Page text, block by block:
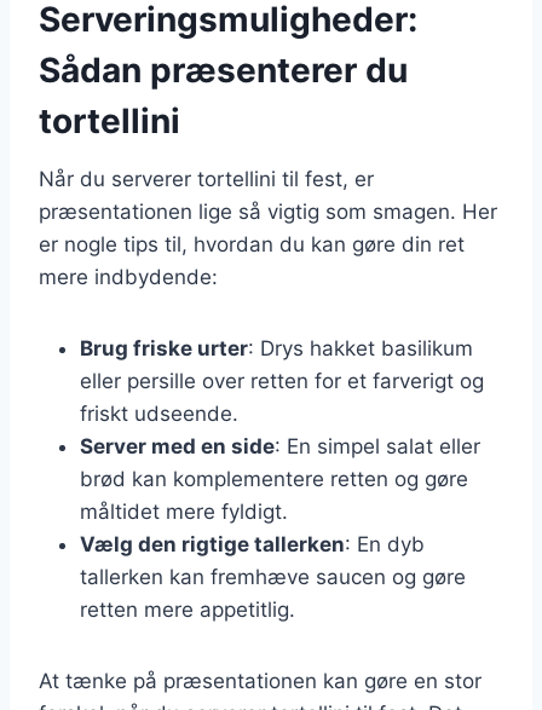
Serveringsmuligheder:
Sådan præsenterer du
tortellini
Når du serverer tortellini til fest, er
præsentationen lige så vigtig som smagen. Her
er nogle tips til, hvordan du kan gøre din ret
mere indbydende:
Brug friske urter: Drys hakket basilikum
eller persille over retten for et farverigt og
friskt udseende.
Server med en side: En simpel salat eller
brød kan komplementere retten og gøre
måltidet mere fyldigt.
Vælg den rigtige tallerken: En dyb
tallerken kan fremhæve saucen og gøre
retten mere appetitlig.
At tænke på præsentationen kan gøre en stor